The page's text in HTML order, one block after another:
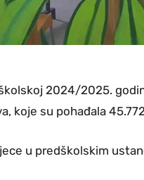
2024/2025.
koje su pohađala
u predškolskim